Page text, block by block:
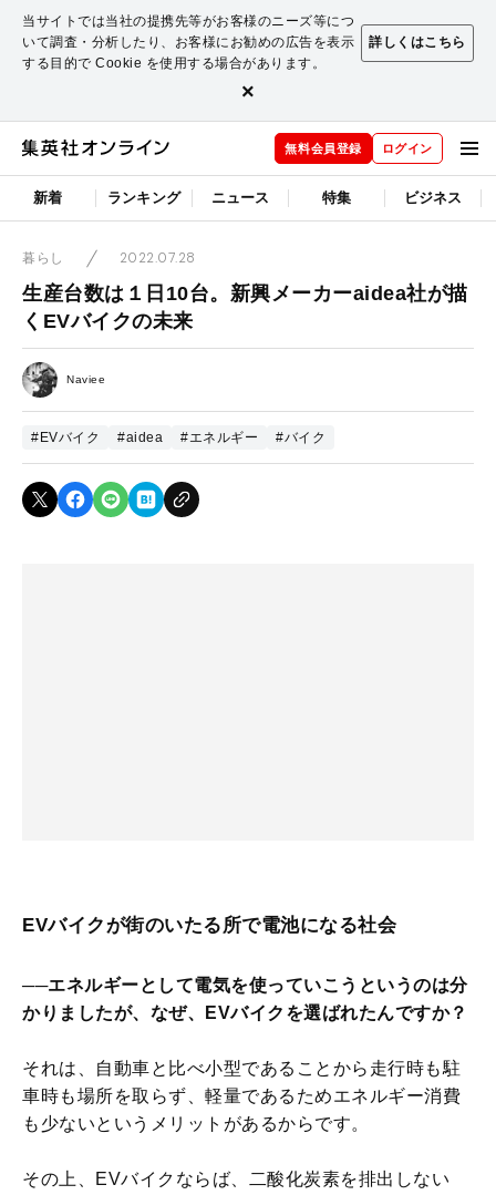
当サイトでは当社の提携先等がお客様のニーズ等につ
いて調査・分析したり、お客様にお勧めの広告を表示
する目的で Cookie を使用する場合があります。
詳しくはこちら
×
無料会員登録 ログイン
新着 ランキング ニュース 特集 ビジネス
暮らし 2022.07.28
生産台数は１日10台。新興メーカーaidea社が描
くEVバイクの未来
Naviee
#EVバイク #aidea #エネルギー #バイク
EVバイクが街のいたる所で電池になる社会
──エネルギーとして電気を使っていこうというのは分
かりましたが、なぜ、EVバイクを選ばれたんですか？
それは、自動車と比べ小型であることから走行時も駐
車時も場所を取らず、軽量であるためエネルギー消費
も少ないというメリットがあるからです。
その上、EVバイクならば、二酸化炭素を排出しない